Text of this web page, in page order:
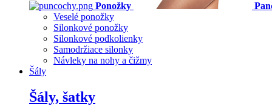
Ponožky
Veselé ponožky
Silonkové ponožky
Silonkové podkolienky
Samodržiace silonky
Návleky na nohy a čižmy
Šály
Šály, šatky